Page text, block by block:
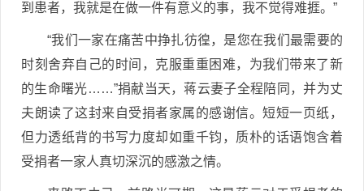
到患者，我就是在做一件有意义的事，我不觉得难捱。”
“我们一家在痛苦中挣扎彷徨，是您在我们最需要的
时刻舍弃自己的时间，克服重重困难，为我们带来了新
的生命曙光……”捐献当天，蒋云妻子全程陪同，并为丈
夫朗读了这封来自受捐者家属的感谢信。短短一页纸，
但力透纸背的书写力度却如重千钧，质朴的话语饱含着
受捐者一家人真切深沉的感激之情。